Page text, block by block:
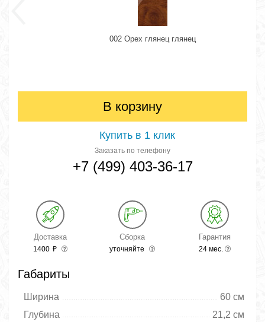
002 Орех глянец глянец
В корзину
Купить в 1 клик
Заказать по телефону
+7 (499) 403-36-17
Доставка
1400 ₽
Сборка
уточняйте
Гарантия
24 мес.
Габариты
Ширина
60 см
Глубина
21,2 см